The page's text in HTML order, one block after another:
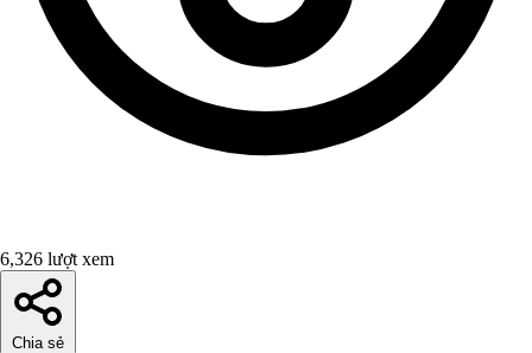
6,326 lượt xem
Chia sẻ